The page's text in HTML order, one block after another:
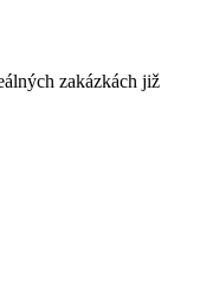
zakázkách již